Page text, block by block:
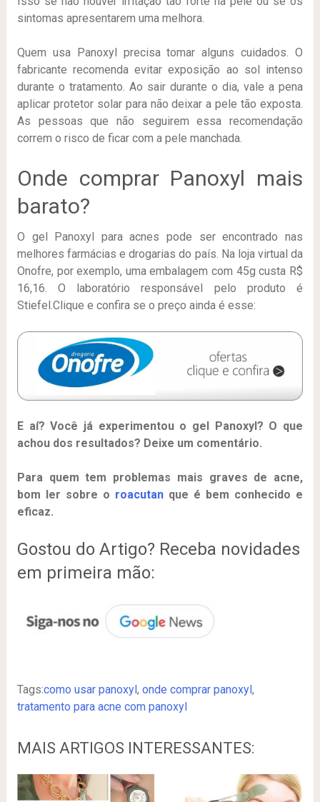
sintomas apresentarem uma melhora.
Quem usa Panoxyl precisa tomar alguns cuidados. O
fabricante recomenda evitar exposição ao sol intenso
durante o tratamento. Ao sair durante o dia, vale a pena
aplicar protetor solar para não deixar a pele tão exposta.
As pessoas que não seguirem essa recomendação
correm o risco de ficar com a pele manchada.
Onde comprar Panoxyl mais
barato?
O gel Panoxyl para acnes pode ser encontrado nas
melhores farmácias e drogarias do país. Na loja virtual da
Onofre, por exemplo, uma embalagem com 45g custa R$
16,16. O laboratório responsável pelo produto é
Stiefel.Clique e confira se o preço ainda é esse:
E aí? Você já experimentou o gel Panoxyl? O que
achou dos resultados? Deixe um comentário.
Para quem tem problemas mais graves de acne,
bom ler sobre o roacutan que é bem conhecido e
eficaz.
Gostou do Artigo? Receba novidades
em primeira mão:
Tags:como usar panoxyl, onde comprar panoxyl,
tratamento para acne com panoxyl
MAIS ARTIGOS INTERESSANTES: